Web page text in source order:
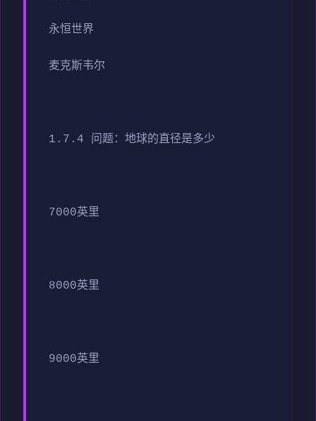
永恒世界
麦克斯韦尔
1.7.4 问题：地球的直径是多少
7000英里
8000英里
9000英里